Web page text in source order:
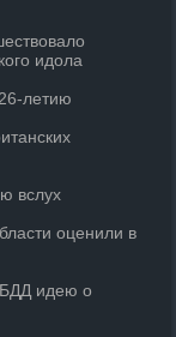
идола
летию
вслух
оценили в
идею о